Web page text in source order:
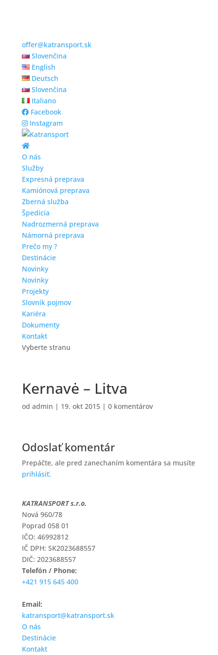
offer@katransport.sk
Slovenčina
English
Deutsch
Slovenčina
Italiano
Facebook
Instagram
O nás
Služby
Expresná preprava
Kamiónová preprava
Zberná služba
Špedícia
Nadrozmerná preprava
Námorná preprava
Prečo my ?
Destinácie
Novinky
Novinky
Projekty
Slovník pojmov
Kariéra
Dokumenty
Kontakt
Vyberte stranu
Kernavė – Litva
od admin | 19. okt 2015| 0 komentárov
Odoslať komentár
Prepáčte, ale pred zanechaním komentára sa musíte
prihlásiť.
KATRANSPORT s.r.o.
Nová 960/78
Poprad 058 01
IČO: 46992812
IČ DPH: SK2023688557
DIČ: 2023688557
Telefón / Phone:
+421 915 645 400
Email:
katransport@katransport.sk
O nás
Destinácie
Kontakt